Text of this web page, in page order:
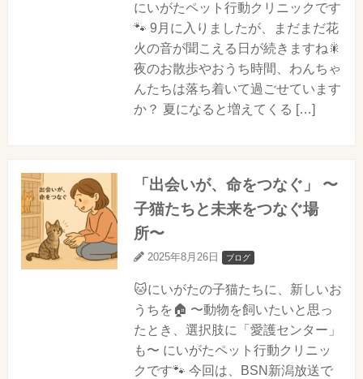
にいがたペット行動クリニックです
🐾 9月に入りましたが、まだまだ花
火の音が聞こえる日が続きますね🎇
夜のお散歩やおうち時間、わんちゃ
んたちは落ち着いて過ごせています
か？ 夏になると増えてくる […]
「出会いが、命をつなぐ」 〜
子猫たちと未来をつなぐ場
所〜
2025年8月26日 ブログ
🐱にいがたの子猫たちに、新しいお
うちを🏠 〜動物を飼いたいと思っ
たとき、選択肢に「愛護センター」
も〜 にいがたペット行動クリニッ
クです🐾 今回は、BSN新潟放送で